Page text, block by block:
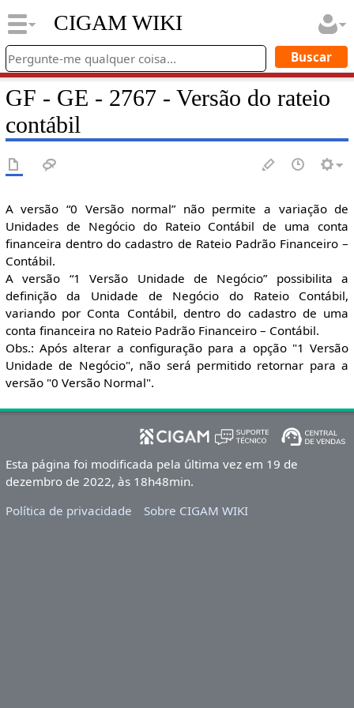
CIGAM WIKI
GF - GE - 2767 - Versão do rateio
contábil
A versão “0 Versão normal” não permite a variação de
Unidades de Negócio do Rateio Contábil de uma conta
financeira dentro do cadastro de Rateio Padrão Financeiro –
Contábil.
A versão “1 Versão Unidade de Negócio” possibilita a
definição da Unidade de Negócio do Rateio Contábil,
variando por Conta Contábil, dentro do cadastro de uma
conta financeira no Rateio Padrão Financeiro – Contábil.
Obs.: Após alterar a configuração para a opção "1 Versão
Unidade de Negócio", não será permitido retornar para a
versão "0 Versão Normal".
Esta página foi modificada pela última vez em 19 de
dezembro de 2022, às 18h48min.
Política de privacidade
Sobre CIGAM WIKI